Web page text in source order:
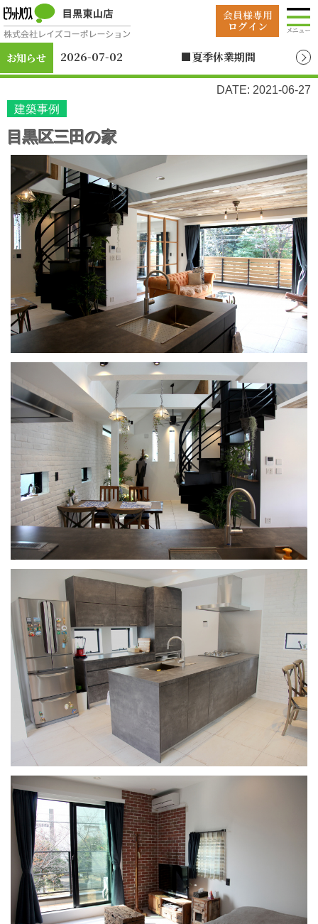
お知らせ 2026-07-02
■夏季休業期間
2026年8月12日（水）
～2026年8月19日
DATE: 2021-06-27
建築事例
目黒区三田の家